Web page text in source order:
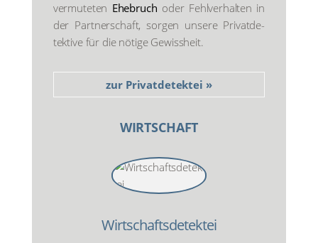
ver­mu­te­ten Ehe­bruch oder Fehl­ver­hal­ten in
der Part­ner­schaft, sor­gen unse­re Pri­vat­de­
tek­ti­ve für die nöti­ge Gewiss­heit.
zur Pri­vat­de­tek­tei »
WIRT­SCHAFT
Wirtschafts­detektei